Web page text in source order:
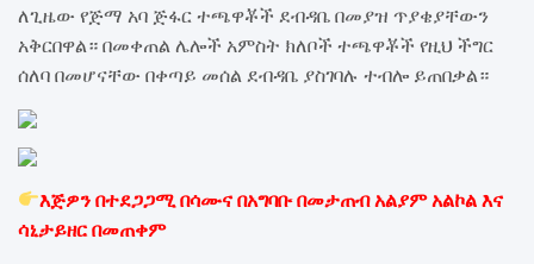
ለጊዜው የጅማ አባ ጅፋር ተጫዋቾች ደብዳቤ በመያዝ ጥያቄያቸውን
አቅርበዋል። በመቀጠል ሌሎች አምስት ክለቦች ተጫዋቾች የዚህ ችግር
ሰለባ በመሆናቸው በቀጣይ መሰል ደብዳቤ ያስገባሉ ተብሎ ይጠበቃል።
እጅዎን በተደጋጋሚ በሳሙና በአግባቡ በመታጠብ አልያም አልኮል እና
ሳኒታይዘር በመጠቀም